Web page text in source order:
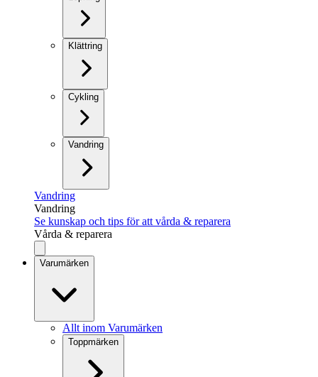
Klättring
Cykling
Vandring
Vandring
Vandring
Se kunskap och tips för att vårda & reparera
Vårda & reparera
Varumärken
Allt inom Varumärken
Toppmärken